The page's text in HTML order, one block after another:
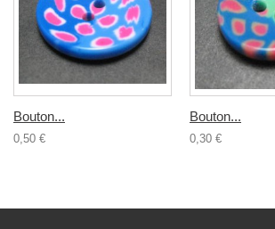
Bouton...
0,50 €
Bouton...
0,30 €